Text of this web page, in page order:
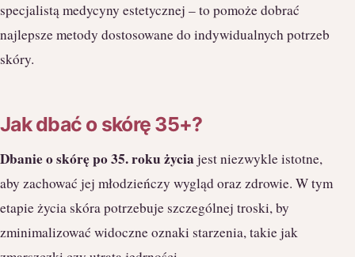
specjalistą medycyny estetycznej – to pomoże dobrać
najlepsze metody dostosowane do indywidualnych potrzeb
skóry.
Jak dbać o skórę 35+?
Dbanie o skórę po 35. roku życia jest niezwykle istotne,
aby zachować jej młodzieńczy wygląd oraz zdrowie. W tym
etapie życia skóra potrzebuje szczególnej troski, by
zminimalizować widoczne oznaki starzenia, takie jak